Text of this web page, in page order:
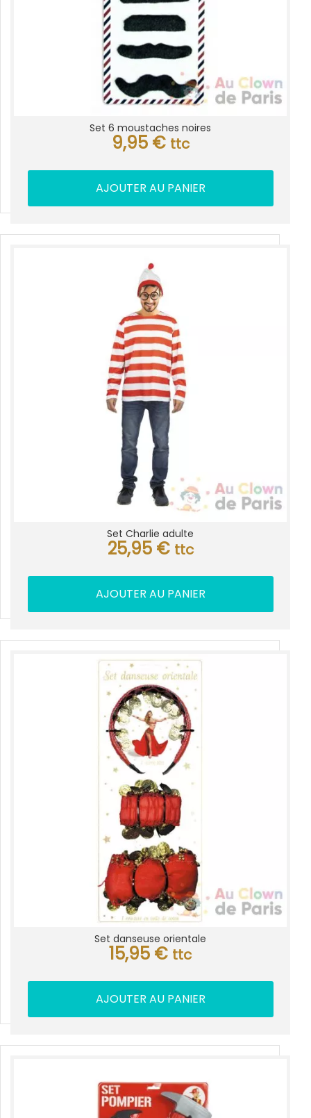
Set 6 moustaches noires
9,95 € ttc
AJOUTER AU PANIER
Set Charlie adulte
25,95 € ttc
AJOUTER AU PANIER
Set danseuse orientale
15,95 € ttc
AJOUTER AU PANIER